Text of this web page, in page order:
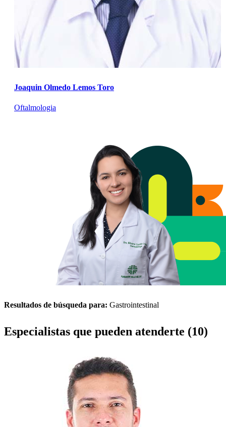
Joaquin Olmedo Lemos Toro
Oftalmologia
Resultados de búsqueda para: Gastrointestinal
Especialistas que pueden atenderte (10)